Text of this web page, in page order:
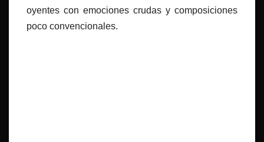
oyentes con emociones crudas y composiciones
poco convencionales.